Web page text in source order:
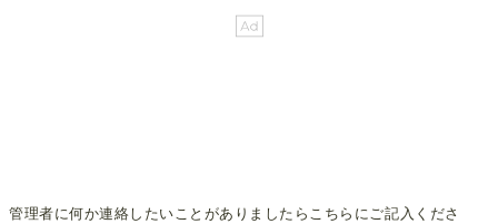
管理者に何か連絡したいことがありましたらこちらにご記入くださ